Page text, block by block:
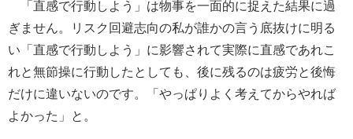
「直感で行動しよう」は物事を一面的に捉えた結果に過
ぎません。リスク回避志向の私が誰かの言う底抜けに明る
い「直感で行動しよう」に影響されて実際に直感であれこ
れと無節操に行動したとしても、後に残るのは疲労と後悔
だけに違いないのです。「やっぱりよく考えてからやれば
よかった」と。